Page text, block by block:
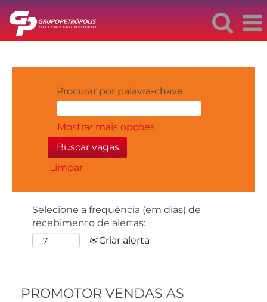
Procurar por palavra-chave
Mostrar mais opções
Limpar
Selecione a frequência (em dias) de
recebimento de alertas:
Criar alerta
PROMOTOR VENDAS AS